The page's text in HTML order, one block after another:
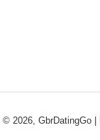
© 2026, GbrDatingGo |